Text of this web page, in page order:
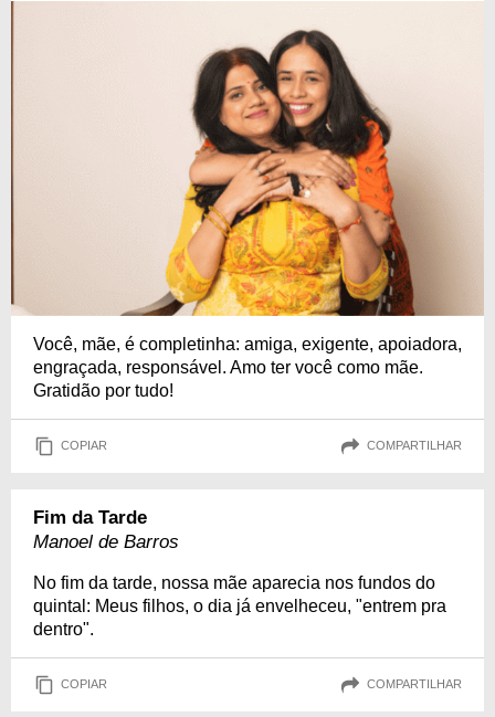
Você, mãe, é completinha: amiga, exigente, apoiadora,
engraçada, responsável. Amo ter você como mãe.
Gratidão por tudo!
COPIAR COMPARTILHAR
Fim da Tarde
Manoel de Barros
No fim da tarde, nossa mãe aparecia nos fundos do
quintal: Meus filhos, o dia já envelheceu, "entrem pra
dentro".
COPIAR COMPARTILHAR